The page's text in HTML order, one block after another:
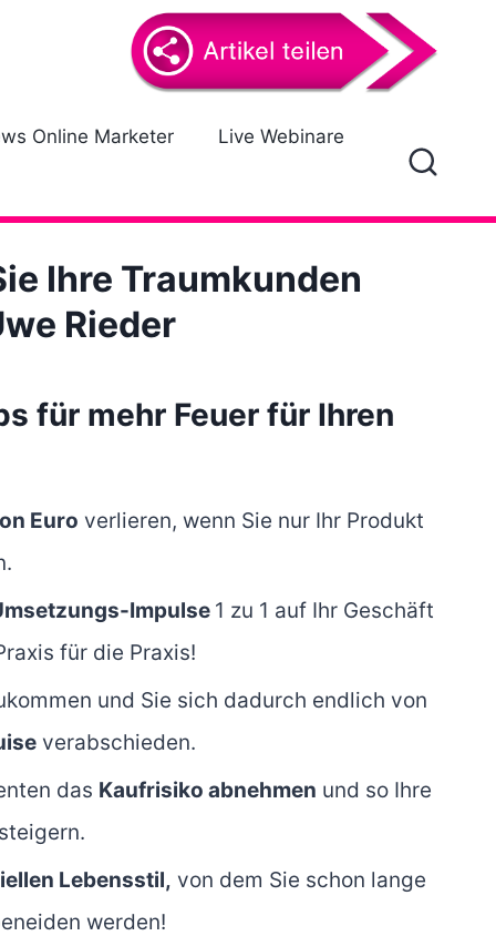
Online Marketer Live Webinare
Ihre Traumkunden
Rieder
für mehr Feuer für Ihren
Euro verlieren, wenn Sie nur Ihr Produkt
Impulse 1 zu 1 auf Ihr Geschäft
für die Praxis!
und Sie sich dadurch endlich von
verabschieden.
das Kaufrisiko abnehmen und so Ihre
Lebensstil, von dem Sie schon lange
werden!